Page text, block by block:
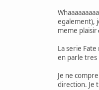
egalement),
meme plaisir
La serie
en parle tres
Je ne
direction. Je